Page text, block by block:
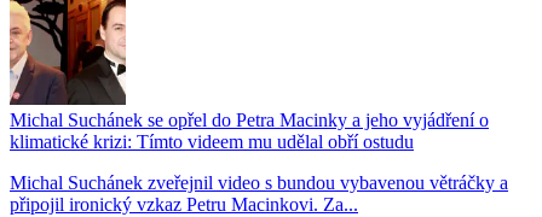
Michal Suchánek se opřel do Petra Macinky a jeho vyjádření o
klimatické krizi: Tímto videem mu udělal obří ostudu
Michal Suchánek zveřejnil video s bundou vybavenou větráčky a
připojil ironický vzkaz Petru Macinkovi. Za...